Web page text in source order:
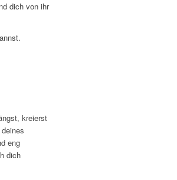
dich von ihr
kreierst
eng
dich